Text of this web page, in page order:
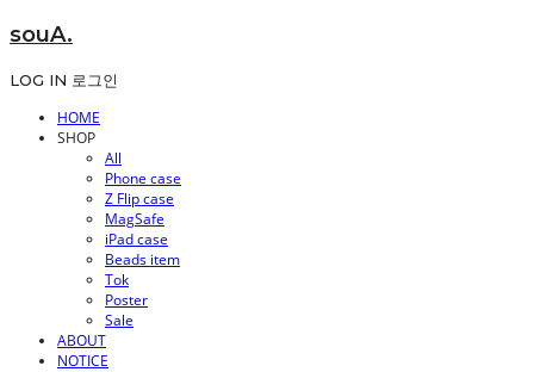
souA.
LOG IN 로그인
HOME
SHOP
All
Phone case
Z Flip case
MagSafe
iPad case
Beads item
Tok
Poster
Sale
ABOUT
NOTICE